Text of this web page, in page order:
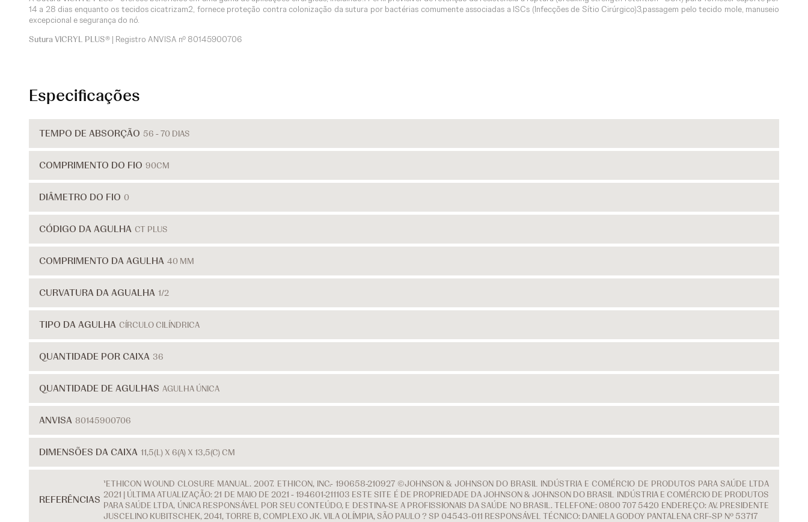
14 a 28 dias enquanto os tecidos cicatrizam2, fornece proteção contra colonização da sutura por bactérias comumente associadas a ISCs (Infecções de Sítio Cirúrgico)3,passagem pelo tecido mole, manuseio
excepcional e segurança do nó.
Sutura VICRYL PLUS® | Registro ANVISA nº 80145900706
Especificações
TEMPO DE ABSORÇÃO 56 - 70 DIAS
COMPRIMENTO DO FIO 90CM
DIÂMETRO DO FIO 0
CÓDIGO DA AGULHA CT PLUS
COMPRIMENTO DA AGULHA 40 MM
CURVATURA DA AGUALHA 1/2
TIPO DA AGULHA CÍRCULO CILÍNDRICA
QUANTIDADE POR CAIXA 36
QUANTIDADE DE AGULHAS AGULHA ÚNICA
ANVISA 80145900706
DIMENSÕES DA CAIXA 11,5(L) X 6(A) X 13,5(C) CM
REFERÊNCIAS
¹ETHICON WOUND CLOSURE MANUAL. 2007. ETHICON, INC.- 190658-210927 ©JOHNSON & JOHNSON DO BRASIL INDÚSTRIA E COMÉRCIO DE PRODUTOS PARA SAÚDE LTDA
2021 | ÚLTIMA ATUALIZAÇÃO: 21 DE MAIO DE 2021 - 194601-211103 ESTE SITE É DE PROPRIEDADE DA JOHNSON & JOHNSON DO BRASIL INDÚSTRIA E COMÉRCIO DE PRODUTOS
PARA SAÚDE LTDA, ÚNICA RESPONSÁVEL POR SEU CONTEÚDO, E DESTINA-SE A PROFISSIONAIS DA SAÚDE NO BRASIL. TELEFONE: 0800 707 5420 ENDEREÇO: AV. PRESIDENTE
JUSCELINO KUBITSCHEK, 2041, TORRE B, COMPLEXO JK. VILA OLÍMPIA, SÃO PAULO ? SP 04543-011 RESPONSÁVEL TÉCNICO: DANIELA GODOY PANTALENA CRF-SP Nº 53717